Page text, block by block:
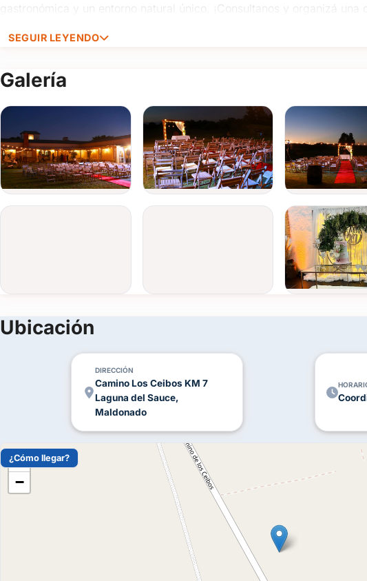
gastronómica y un entorno natural único. ¡Consultanos y organizá una
SEGUIR LEYENDO
Galería
Ubicación
DIRECCIÓN
Camino Los Ceibos KM 7
Laguna del Sauce,
Maldonado
+
−
¿Cómo llegar?